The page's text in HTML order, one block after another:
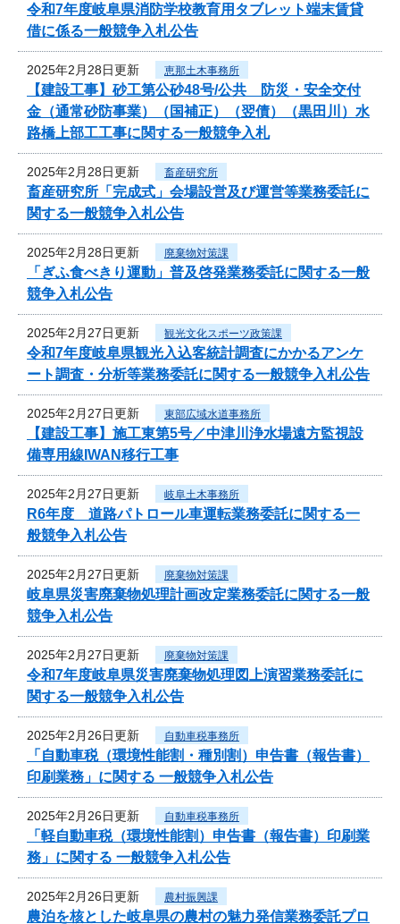
令和7年度岐阜県消防学校教育用タブレット端末賃貸
借に係る一般競争入札公告
2025年2月28日更新 恵那土木事務所
【建設工事】砂工第公砂48号/公共 防災・安全交付
金（通常砂防事業）（国補正）（翌債）（黒田川）水
路橋上部工工事に関する一般競争入札
2025年2月28日更新 畜産研究所
畜産研究所「完成式」会場設営及び運営等業務委託に
関する一般競争入札公告
2025年2月28日更新 廃棄物対策課
「ぎふ食べきり運動」普及啓発業務委託に関する一般
競争入札公告
2025年2月27日更新 観光文化スポーツ政策課
令和7年度岐阜県観光入込客統計調査にかかるアンケ
ート調査・分析等業務委託に関する一般競争入札公告
2025年2月27日更新 東部広域水道事務所
【建設工事】施工東第5号／中津川浄水場遠方監視設
備専用線IWAN移行工事
2025年2月27日更新 岐阜土木事務所
R6年度 道路パトロール車運転業務委託に関する一
般競争入札公告
2025年2月27日更新 廃棄物対策課
岐阜県災害廃棄物処理計画改定業務委託に関する一般
競争入札公告
2025年2月27日更新 廃棄物対策課
令和7年度岐阜県災害廃棄物処理図上演習業務委託に
関する一般競争入札公告
2025年2月26日更新 自動車税事務所
「自動車税（環境性能割・種別割）申告書（報告書）
印刷業務」に関する 一般競争入札公告
2025年2月26日更新 自動車税事務所
「軽自動車税（環境性能割）申告書（報告書）印刷業
務」に関する 一般競争入札公告
2025年2月26日更新 農村振興課
農泊を核とした岐阜県の農村の魅力発信業務委託プロ